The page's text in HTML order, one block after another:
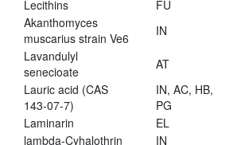
Lecithins
FU
Akanthomyces
muscarius strain Ve6
IN
Lavandulyl
senecioate
AT
Lauric acid (CAS
143-07-7)
IN, AC, HB,
PG
Laminarin
EL
lambda-Cyhalothrin
IN